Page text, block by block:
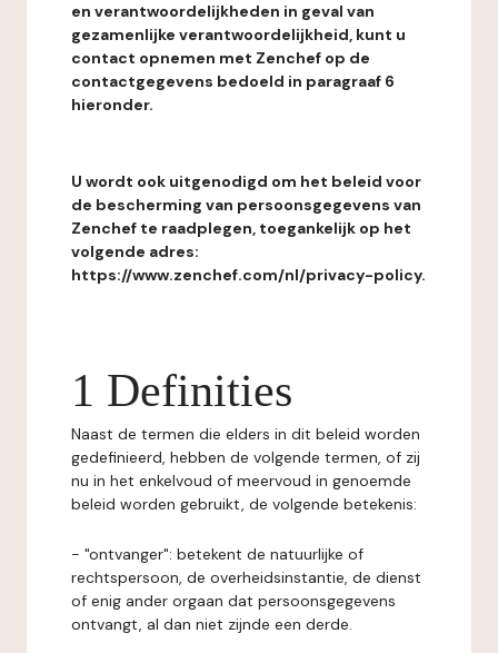
en verantwoordelijkheden in geval van
gezamenlijke verantwoordelijkheid, kunt u
contact opnemen met Zenchef op de
contactgegevens bedoeld in paragraaf 6
hieronder.
U wordt ook uitgenodigd om het beleid voor
de bescherming van persoonsgegevens van
Zenchef te raadplegen, toegankelijk op het
volgende adres:
https://www.zenchef.com/nl/privacy-policy.
1 Definities
Naast de termen die elders in dit beleid worden
gedefinieerd, hebben de volgende termen, of zij
nu in het enkelvoud of meervoud in genoemde
beleid worden gebruikt, de volgende betekenis:
- "ontvanger": betekent de natuurlijke of
rechtspersoon, de overheidsinstantie, de dienst
of enig ander orgaan dat persoonsgegevens
ontvangt, al dan niet zijnde een derde.